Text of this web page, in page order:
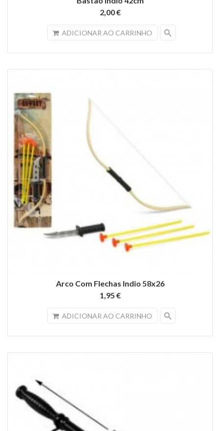
2,00 €
ADICIONAR AO CARRINHO search
Arco Com Flechas Indio 58x26
1,95 €
ADICIONAR AO CARRINHO search